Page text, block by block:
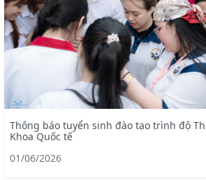
Thông báo tuyển sinh đào tạo trình độ
Khoa Quốc tế
01/06/2026